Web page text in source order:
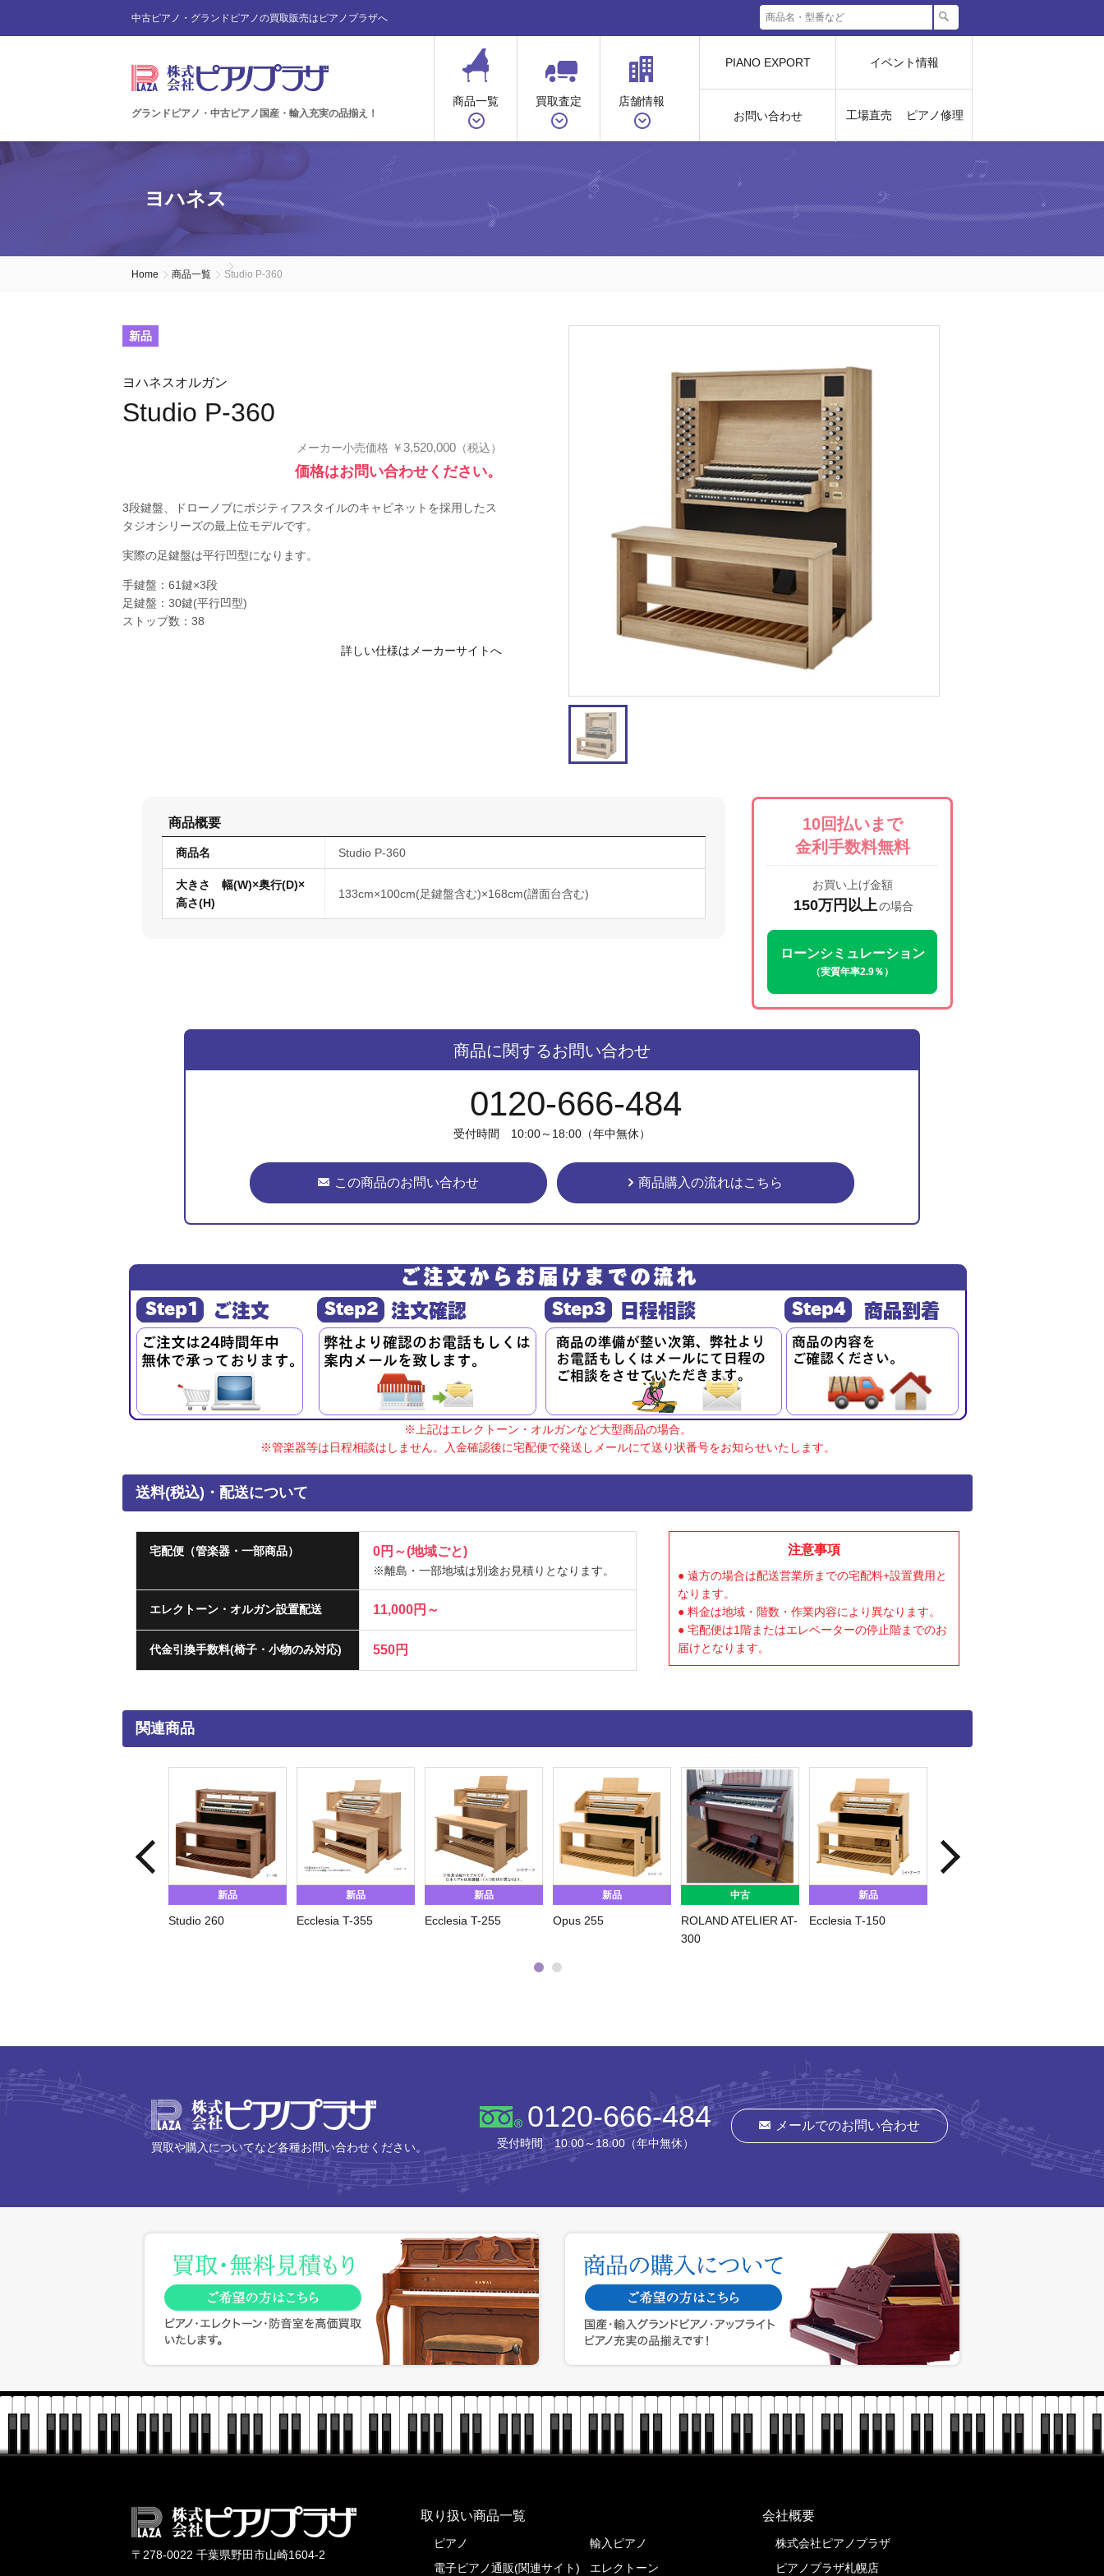
中古ピアノ・グランドピアノの買取販売はピアノプラザへ
グランドピアノ・中古ピアノ国産・輸入充実の品揃え！
商品一覧 買取査定 店舗情報
PIANO EXPORT
お問い合わせ
イベント情報
工場直売 ピアノ修理
ヨハネス
Home 商品一覧 Studio P-360
新品
ヨハネスオルガン
Studio P-360
メーカー小売価格 ￥3,520,000 （税込）
価格はお問い合わせください。
3段鍵盤、ドローノブにポジティフスタイルのキャビネットを採用したス
タジオシリーズの最上位モデルです。
実際の足鍵盤は平行凹型になります。
手鍵盤：61鍵×3段
足鍵盤：30鍵(平行凹型)
ストップ数：38
詳しい仕様はメーカーサイトへ
10回払いまで
金利手数料無料
お買い上げ金額
150万円以上の場合
ローンシミュレーション
（実質年率2.9％）
商品概要
商品名 Studio P-360
大きさ 幅(W)×奥行(D)×
高さ(H)
133cm×100cm(足鍵盤含む)×168cm(譜面台含む)
商品に関するお問い合わせ
0120-666-484
受付時間 10:00～18:00（年中無休）
この商品のお問い合わせ 商品購入の流れはこちら
※上記はエレクトーン・オルガンなど大型商品の場合。
※管楽器等は日程相談はしません。入金確認後に宅配便で発送しメールにて送り状番号をお知らせいたします。
送料(税込)・配送について
宅配便（管楽器・一部商品） 0円～(地域ごと)
※離島・一部地域は別途お見積りとなります。
エレクトーン・オルガン設置配送 11,000円～
代金引換手数料(椅子・小物のみ対応) 550円
注意事項
● 遠方の場合は配送営業所までの宅配料+設置費用と
なります。
● 料金は地域・階数・作業内容により異なります。
● 宅配便は1階またはエレベーターの停止階までのお
届けとなります。
関連商品
新品
Studio 260
新品
Ecclesia T-355
新品
Ecclesia T-255
新品
Opus 255
中古
ROLAND ATELIER AT-
300
新品
Ecclesia T-150
株式会社ピアノプラザ
買取や購入についてなど各種お問い合わせください。
0120-666-484
受付時間 10:00～18:00（年中無休）
メールでのお問い合わせ
株式会社ピアノプラザ
〒278-0022 千葉県野田市山崎1604-2
取り扱い商品一覧
ピアノ
輸入ピアノ
電子ピアノ通販(関連サイト)
エレクトーン
会社概要
株式会社ピアノプラザ
ピアノプラザ札幌店